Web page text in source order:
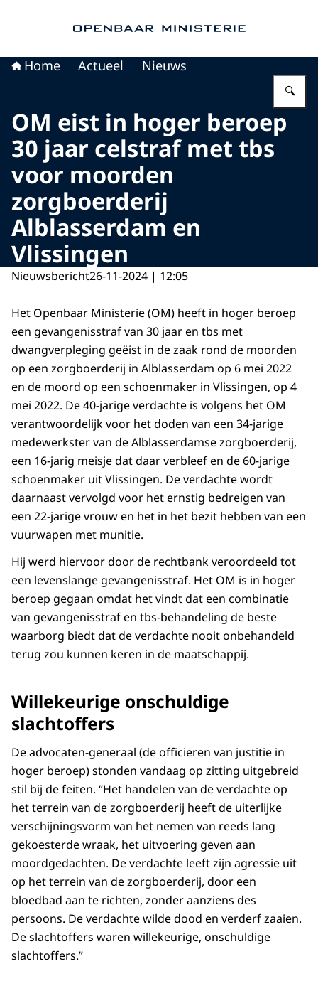
Home Actueel Nieuws
OM eist in hoger beroep
30 jaar celstraf met tbs
voor moorden
zorgboerderij
Alblasserdam en
Vlissingen
Nieuwsbericht26-11-2024 | 12:05
Het Openbaar Ministerie (OM) heeft in hoger beroep
een gevangenisstraf van 30 jaar en tbs met
dwangverpleging geëist in de zaak rond de moorden
op een zorgboerderij in Alblasserdam op 6 mei 2022
en de moord op een schoenmaker in Vlissingen, op 4
mei 2022. De 40-jarige verdachte is volgens het OM
verantwoordelijk voor het doden van een 34-jarige
medewerkster van de Alblasserdamse zorgboerderij,
een 16-jarig meisje dat daar verbleef en de 60-jarige
schoenmaker uit Vlissingen. De verdachte wordt
daarnaast vervolgd voor het ernstig bedreigen van
een 22-jarige vrouw en het in het bezit hebben van een
vuurwapen met munitie.
Hij werd hiervoor door de rechtbank veroordeeld tot
een levenslange gevangenisstraf. Het OM is in hoger
beroep gegaan omdat het vindt dat een combinatie
van gevangenisstraf en tbs-behandeling de beste
waarborg biedt dat de verdachte nooit onbehandeld
terug zou kunnen keren in de maatschappij.
Willekeurige onschuldige
slachtoffers
De advocaten-generaal (de officieren van justitie in
hoger beroep) stonden vandaag op zitting uitgebreid
stil bij de feiten. “Het handelen van de verdachte op
het terrein van de zorgboerderij heeft de uiterlijke
verschijningsvorm van het nemen van reeds lang
gekoesterde wraak, het uitvoering geven aan
moordgedachten. De verdachte leeft zijn agressie uit
op het terrein van de zorgboerderij, door een
bloedbad aan te richten, zonder aanziens des
persoons. De verdachte wilde dood en verderf zaaien.
De slachtoffers waren willekeurige, onschuldige
slachtoffers.”